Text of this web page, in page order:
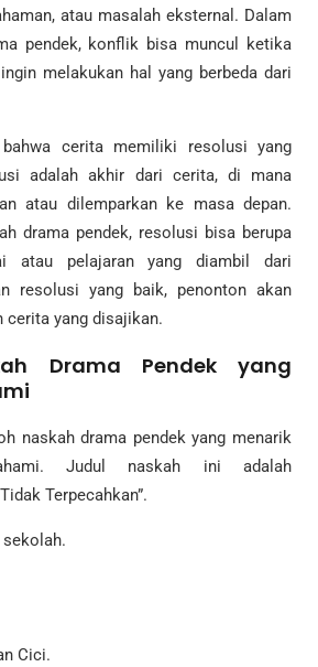
atau masalah eksternal. Dalam
pendek, konflik bisa muncul ketika
melakukan hal yang berbeda dari
bahwa cerita memiliki resolusi yang
adalah akhir dari cerita, di mana
atau dilemparkan ke masa depan.
drama pendek, resolusi bisa berupa
atau pelajaran yang diambil dari
resolusi yang baik, penonton akan
cerita yang disajikan.
Drama Pendek yang
naskah drama pendek yang menarik
Judul naskah ini adalah
Terpecahkan”.
sekolah.
Cici.